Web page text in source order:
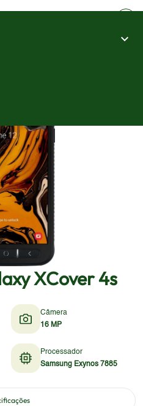
XCover 4s
Câmera
16 MP
Processador
Samsung Exynos 7885